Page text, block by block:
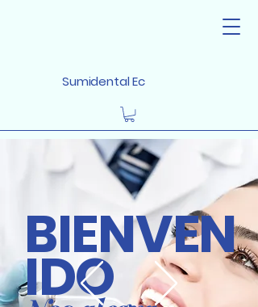
Sumidental Ec
BIENVEN
IDO